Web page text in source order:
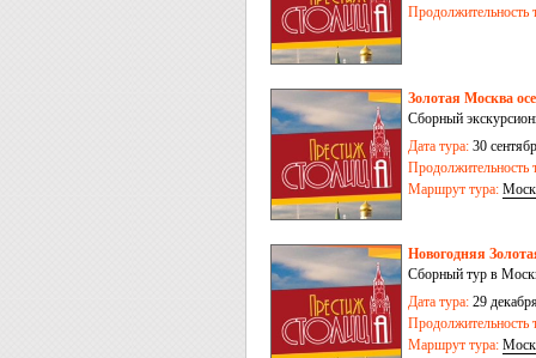
Продолжительность
Золотая Москва
Сборный
Дата тура: 30
Продолжительность
Маршрут тура:
Новогодняя
Сборный тур в
Дата тура: 29
Продолжительность
Маршрут тура: